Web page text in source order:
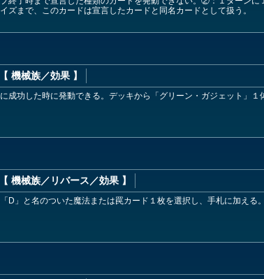
ズまで、このカードは宣言したカードと同名カードとして扱う。
【 機械族／効果 】
功した時に発動できる。デッキから「グリーン・ガジェット」１
【 機械族／リバース／効果 】
D」と名のついた魔法または罠カード１枚を選択し、手札に加える。